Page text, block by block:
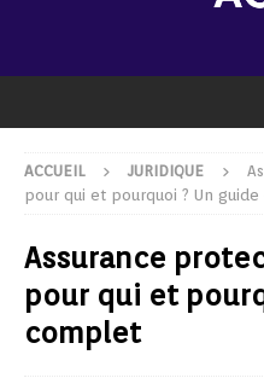
ACCUEIL JURIDIQUE
pour qui et pourquoi ? Un
Assurance
pour qui et
complet